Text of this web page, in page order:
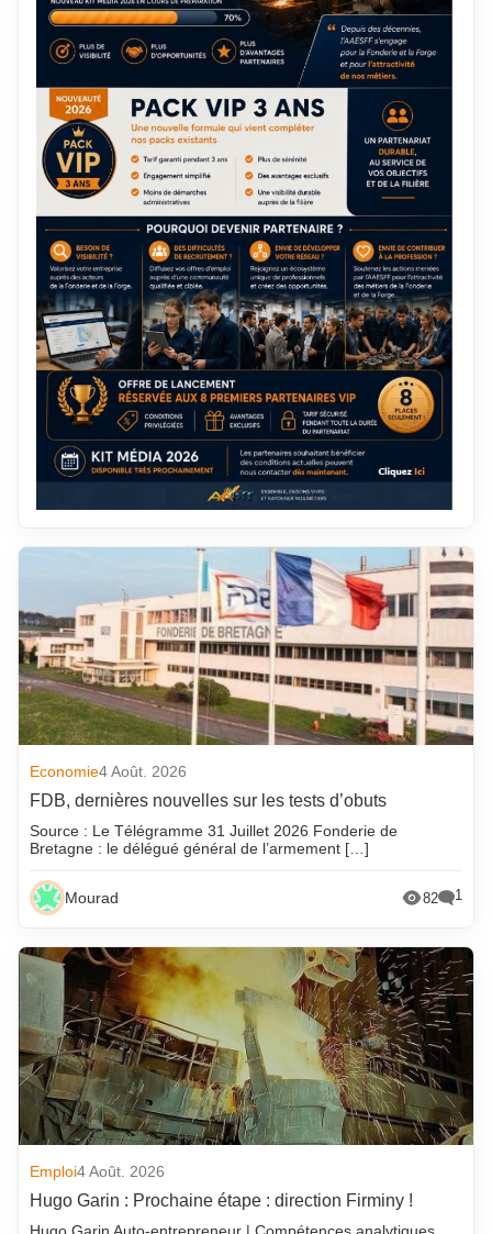
Economie4 Août. 2026
FDB, dernières nouvelles sur les tests d’obuts
Source : Le Télégramme 31 Juillet 2026 Fonderie de
Bretagne : le délégué général de l’armement […]
Mourad 82 1
Emploi4 Août. 2026
Hugo Garin : Prochaine étape : direction Firminy !